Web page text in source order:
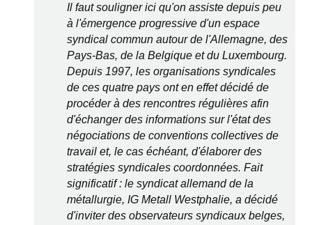
Il faut souligner ici qu'on assiste depuis peu
à l'émergence progressive d'un espace
syndical commun autour de l'Allemagne, des
Pays-Bas, de la Belgique et du Luxembourg.
Depuis 1997, les organisations syndicales
de ces quatre pays ont en effet décidé de
procéder à des rencontres régulières afin
d'échanger des informations sur l'état des
négociations de conventions collectives de
travail et, le cas échéant, d'élaborer des
stratégies syndicales coordonnées. Fait
significatif : le syndicat allemand de la
métallurgie, IG Metall Westphalie, a décidé
d'inviter des observateurs syndicaux belges,